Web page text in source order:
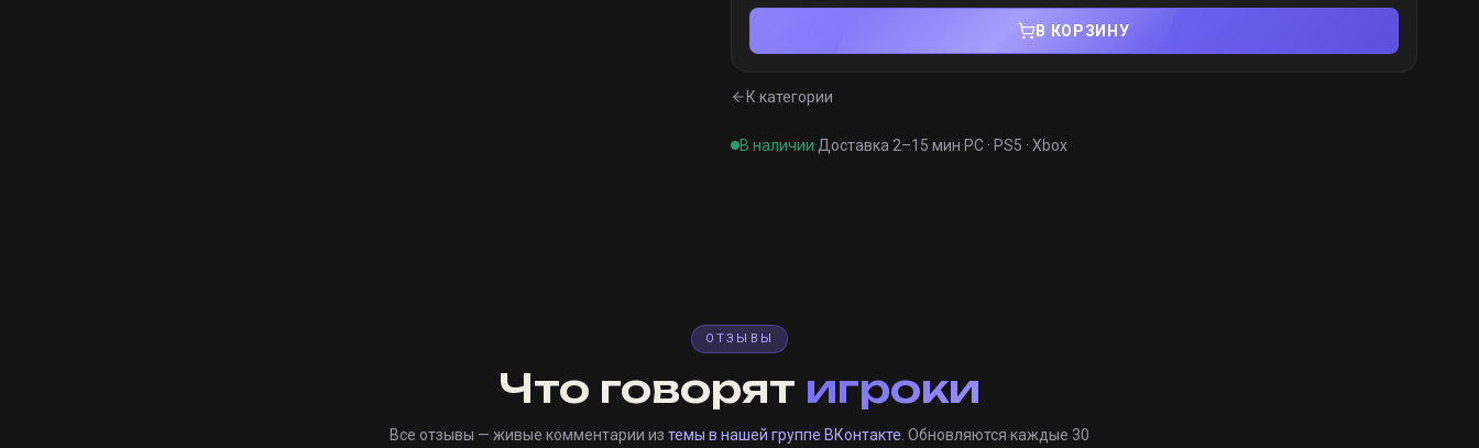
В КОРЗИНУ
К категории
В наличии·Доставка 2–15 мин·PC · PS5 · Xbox
ОТЗЫВЫ
Что говорят игроки
Все отзывы — живые комментарии из темы в нашей группе ВКонтакте . Обновляются каждые 30